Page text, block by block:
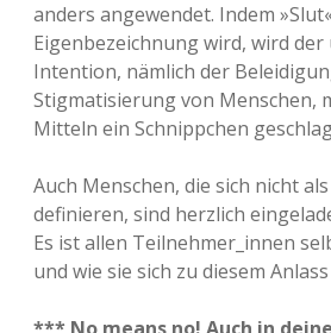
anders angewendet. Indem
Eigenbezeichnung wird, wird
Intention, nämlich der
Stigmatisierung von Menschen,
Mitteln ein Schnippchen
Auch Menschen, die sich nicht
definieren, sind herzlich
Es ist allen Teilnehmer_innen
und wie sie sich zu diesem